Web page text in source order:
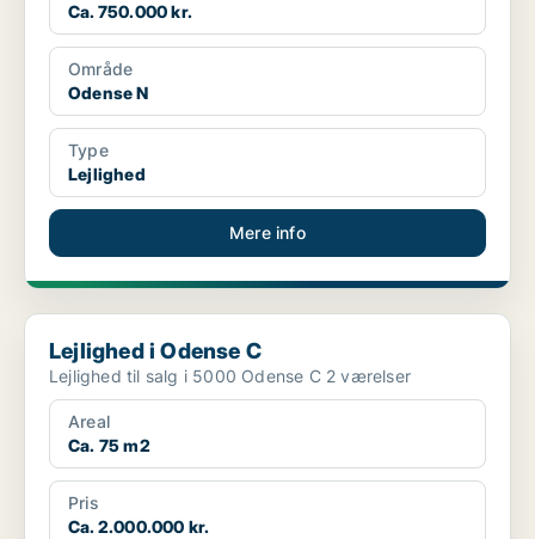
Ca. 750.000 kr.
Område
Odense N
Type
Lejlighed
Mere info
Lejlighed i Odense C
Lejlighed i Odense C
Lejlighed til salg i 5000 Odense C 2 værelser
Areal
Ca. 75 m2
Pris
Ca. 2.000.000 kr.